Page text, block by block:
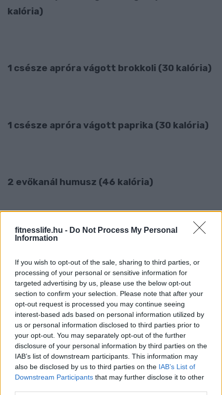
fitnesslife.hu - Do Not Process My Personal
Information
If you wish to opt-out of the sale, sharing to third parties, or
processing of your personal or sensitive information for
targeted advertising by us, please use the below opt-out
section to confirm your selection. Please note that after your
opt-out request is processed you may continue seeing
interest-based ads based on personal information utilized by
us or personal information disclosed to third parties prior to
your opt-out. You may separately opt-out of the further
disclosure of your personal information by third parties on the
IAB’s list of downstream participants. This information may
also be disclosed by us to third parties on the IAB’s List of
Downstream Participants that may further disclose it to other
kalória)
1 csésze apróra vágott brokkoli (30 kalória)
1 csésze apróra vágott paprika (30 kalória)
2 evőkanál humusz (46 kalória)
A zöldségeket és gyümölcsöket lehetőség
szerint frissen fogyaszd. A konzervek,
fagyasztott termékek közül azokat válaszd,
amelyek nem tartalmaznak hozzáadott cukrot,
szirupot, mártást, hiszen így kalóriatartalmuk
jelentősen megnő!
A zöldségeket legjobb párolni. Az elkészítéshez